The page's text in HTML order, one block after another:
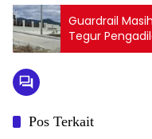
Guardrail
Pos Terkait